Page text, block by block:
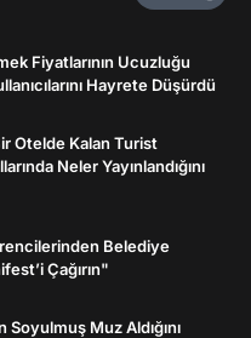
Fiyatlarının Ucuzluğu
Hayrete Düşürdü
Otelde Kalan Turist
Neler Yayınlandığını
Belediye
Çağırın"
Soyulmuş Muz Aldığını